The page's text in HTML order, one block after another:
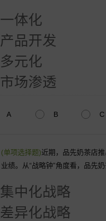
一体化
产品开发
多元化
市场渗透
A B C
(单项选择题)近期，品先奶茶店
业绩。从“战略钟”角度看，品先
集中化战略
差异化战略